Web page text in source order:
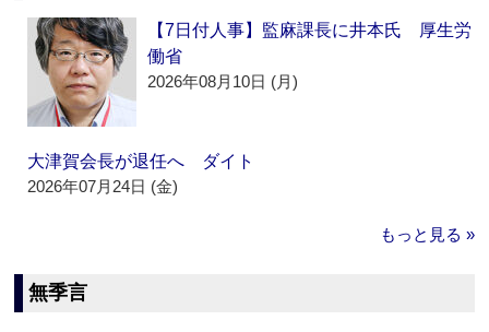
【7日付人事】監麻課長に井本氏 厚生労
働省
2026年08月10日 (月)
大津賀会長が退任へ ダイト
2026年07月24日 (金)
もっと見る »
無季言